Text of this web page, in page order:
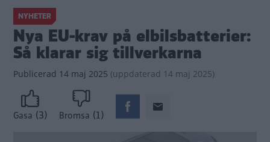
NYHETER
Nya EU-krav på elbilsbatterier:
Så klarar sig tillverkarna
Publicerad 14 maj 2025 (uppdaterad 14 maj 2025)
Gasa (3) Bromsa (1)